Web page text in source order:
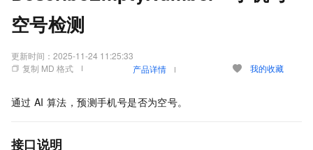
空号检测
更新时间： 2025-11-24 11:25:33
复制 MD 格式
产品详情 我的收藏
通过 AI 算法，预测手机号是否为空号。
接口说明